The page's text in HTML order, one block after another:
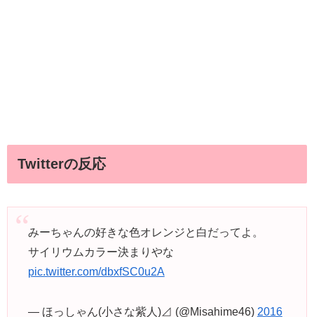
Twitterの反応
みーちゃんの好きな色オレンジと白だってよ。
サイリウムカラー決まりやな
pic.twitter.com/dbxfSC0u2A
— ほっしゃん(小さな紫人)⊿ (@Misahime46) 2016